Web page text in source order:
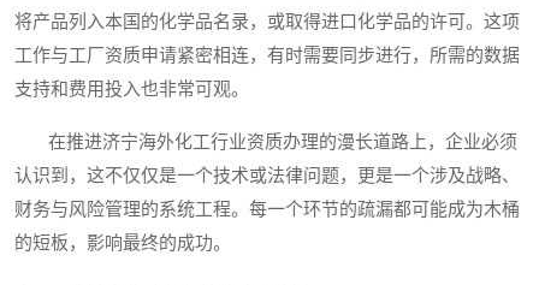
将产品列入本国的化学品名录，或取得进口化学品的许可。这项
工作与工厂资质申请紧密相连，有时需要同步进行，所需的数据
支持和费用投入也非常可观。
在推进济宁海外化工行业资质办理的漫长道路上，企业必须
认识到，这不仅仅是一个技术或法律问题，更是一个涉及战略、
财务与风险管理的系统工程。每一个环节的疏漏都可能成为木桶
的短板，影响最终的成功。